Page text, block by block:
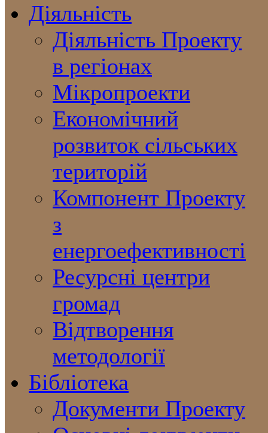
Діяльність
Діяльність Проекту
в регіонах
Мікропроекти
Економічний
розвиток сільських
територій
Компонент Проекту
з
енергоефективності
Ресурсні центри
громад
Відтворення
методології
Бібліотека
Документи Проекту